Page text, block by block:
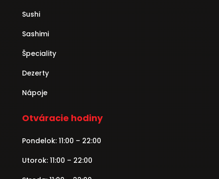
Sushi
Sashimi
Špeciality
Dezerty
Nápoje
Otváracie hodiny
Pondelok: 11:00 – 22:00
Utorok: 11:00 – 22:00